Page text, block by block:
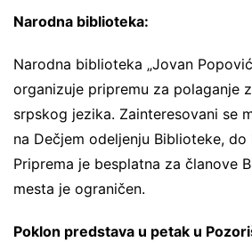
Narodna biblioteka:
Narodna biblioteka „Jovan
organizuje pripremu za polaganje
srpskog jezika. Zainteresovani se
na Dečjem odeljenju Biblioteke, do
Priprema je besplatna za članove
mesta je ograničen.
Poklon predstava u petak u